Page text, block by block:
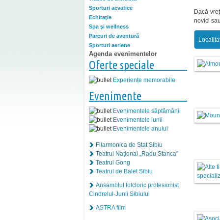
Sporturi acvatice
Echitaţie
Spa şi wellness
Parcuri de aventură
Sporturi aeriene
Agenda evenimentelor
Oferte speciale
Experiențe memorabile
Evenimente
Evenimentele săptămânii
Evenimentele lunii
Evenimentele anului
Filarmonica de Stat Sibiu
Teatrul Naţional „Radu Stanca”
Teatrul Gong
Teatrul de Balet Sibiu
Ansamblul folcloric profesionist
Cindrelul-Junii Sibiului
ASTRA film
Dacă
novici